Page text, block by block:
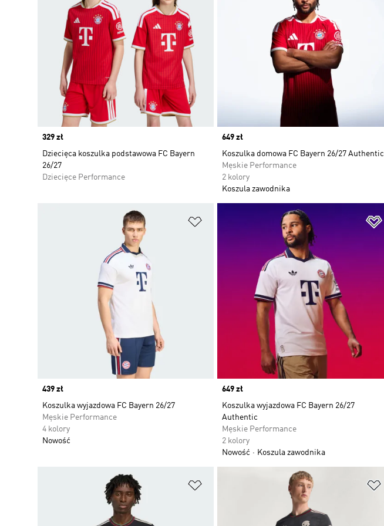
Price
329 zł
Dziecięca koszulka podstawowa FC Bayern
26/27
Dziecięce Performance
Price
649 zł
Koszulka domowa FC Bayern 26/27 Authentic
Męskie Performance
2 kolory
Koszula zawodnika
Dodaj do listy życzeń
Price
439 zł
Koszulka wyjazdowa FC Bayern 26/27
Męskie Performance
4 kolory
Nowość
Price
649 zł
Koszulka wyjazdowa FC Bayern 26/27
Authentic
Męskie Performance
2 kolory
Nowość
Koszula zawodnika